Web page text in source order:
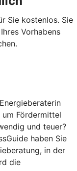
Sie kostenlos. Sie
Vorhabens
Fördermittel
und teuer?
haben Sie
in der
die